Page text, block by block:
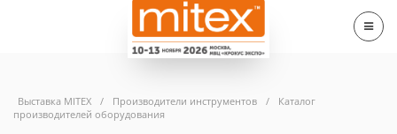
Выставка MITEX / Производители инструментов /
Каталог
производителей оборудования